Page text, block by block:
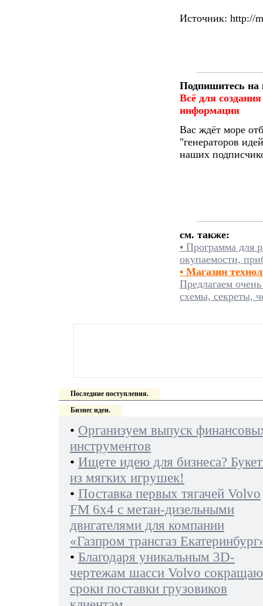
Источник: http://
Подпишитесь
Всё для
информация
Вас ждёт море
"генераторов
наших
см. также:
• Программа для
окупаемости,
• Магазин
Предлагаем
схемы, секреты,
Последние поступления.
Бизнес идеи.
• Организуем выпуск
инструментов
• Ищете идею для бизнеса?
из мягких игрушек!
• Поставка первых тягачей Volvo
FM 6х4 с метан-дизельными
двигателями для компании
«Газпром трансгаз
• Благодаря уникальным 3D-
чертежам шасси Volvo
сроки поставки грузовиков